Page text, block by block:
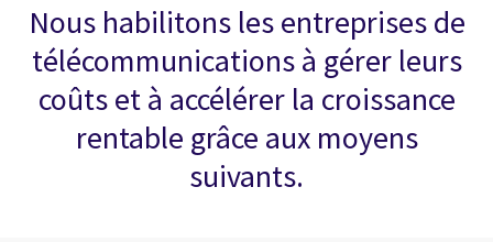
Nous habilitons les entreprises de
télécommunications à gérer leurs
coûts et à accélérer la croissance
rentable grâce aux moyens
suivants.